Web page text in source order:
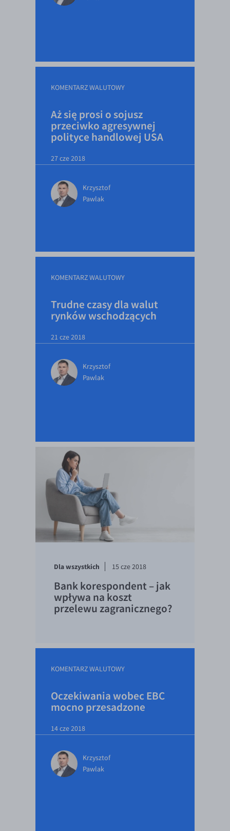
KOMENTARZ WALUTOWY
Aż się prosi o sojusz
przeciwko agresywnej
polityce handlowej USA
27 cze 2018
Krzysztof
Pawlak
KOMENTARZ WALUTOWY
Trudne czasy dla walut
rynków wschodzących
21 cze 2018
Krzysztof
Pawlak
Dla wszystkich 15 cze 2018
Bank korespondent – jak
wpływa na koszt
przelewu zagranicznego?
KOMENTARZ WALUTOWY
Oczekiwania wobec EBC
mocno przesadzone
14 cze 2018
Krzysztof
Pawlak